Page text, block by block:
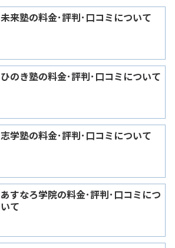
未来塾の料金･評判･口コミについて
ひのき塾の料金･評判･口コミについて
志学塾の料金･評判･口コミについて
あすなろ学院の料金･評判･口コミにつ
いて